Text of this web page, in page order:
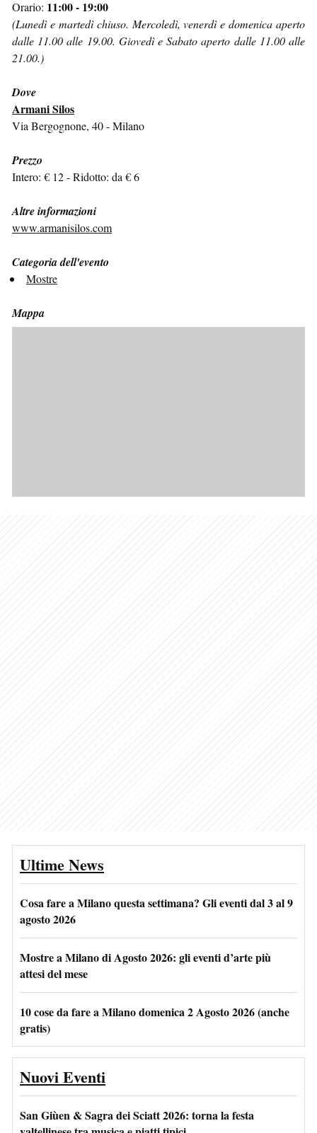
Orario: 11:00 - 19:00
(Lunedì e martedì chiuso. Mercoledì, venerdì e domenica aperto
dalle 11.00 alle 19.00. Giovedì e Sabato aperto dalle 11.00 alle
21.00.)
Dove
Armani Silos
Via Bergognone, 40 - Milano
Prezzo
Intero: € 12 - Ridotto: da € 6
Altre informazioni
www.armanisilos.com
Categoria dell'evento
Mostre
Mappa
Ultime News
Cosa fare a Milano questa settimana? Gli eventi dal 3 al 9
agosto 2026
Mostre a Milano di Agosto 2026: gli eventi d’arte più
attesi del mese
10 cose da fare a Milano domenica 2 Agosto 2026 (anche
gratis)
Nuovi Eventi
San Giùen & Sagra dei Sciatt 2026: torna la festa